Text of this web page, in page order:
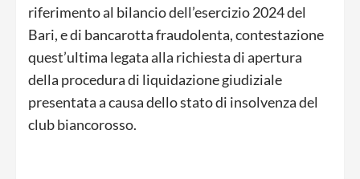
riferimento al bilancio dell’esercizio 2024 del
Bari, e di bancarotta fraudolenta, contestazione
quest’ultima legata alla richiesta di apertura
della procedura di liquidazione giudiziale
presentata a causa dello stato di insolvenza del
club biancorosso.